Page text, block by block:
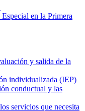
en la Primera
y salida de la
individualizada (IEP)
conductual y las
servicios que necesita